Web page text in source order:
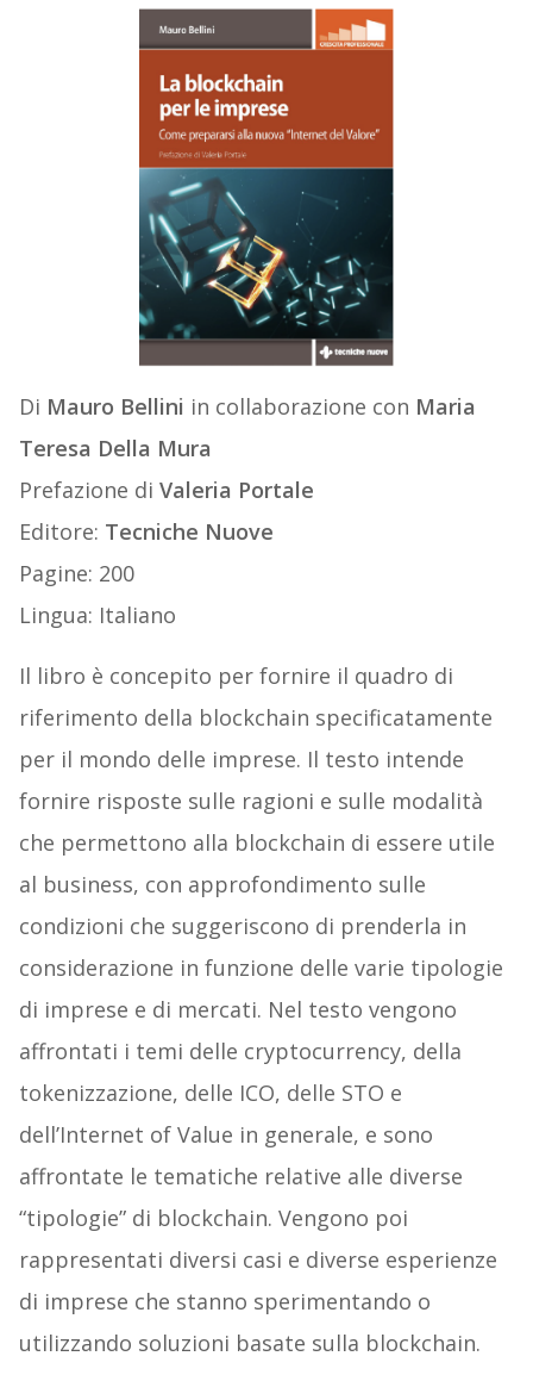
Di Mauro Bellini in collaborazione con Maria
Teresa Della Mura
Prefazione di Valeria Portale
Editore: Tecniche Nuove
Pagine: 200
Lingua: Italiano
Il libro è concepito per fornire il quadro di
riferimento della blockchain specificatamente
per il mondo delle imprese. Il testo intende
fornire risposte sulle ragioni e sulle modalità
che permettono alla blockchain di essere utile
al business, con approfondimento sulle
condizioni che suggeriscono di prenderla in
considerazione in funzione delle varie tipologie
di imprese e di mercati. Nel testo vengono
affrontati i temi delle cryptocurrency, della
tokenizzazione, delle ICO, delle STO e
dell’Internet of Value in generale, e sono
affrontate le tematiche relative alle diverse
“tipologie” di blockchain. Vengono poi
rappresentati diversi casi e diverse esperienze
di imprese che stanno sperimentando o
utilizzando soluzioni basate sulla blockchain.